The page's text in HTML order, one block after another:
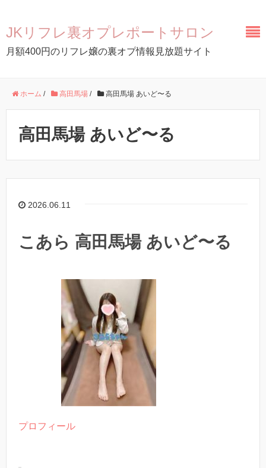
JKリフレ裏オプレポートサロン
月額400円のリフレ嬢の裏オプ情報見放題サイト
ホーム / 高田馬場 / 高田馬場 あいど〜る
高田馬場 あいど〜る
2026.06.11
こあら 高田馬場 あいど〜る
プロフィール